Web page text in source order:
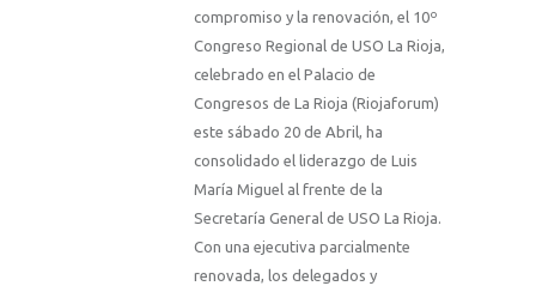
compromiso y la renovación, el 10º
Congreso Regional de USO La Rioja,
celebrado en el Palacio de
Congresos de La Rioja (Riojaforum)
este sábado 20 de Abril, ha
consolidado el liderazgo de Luis
María Miguel al frente de la
Secretaría General de USO La Rioja.
Con una ejecutiva parcialmente
renovada, los delegados y